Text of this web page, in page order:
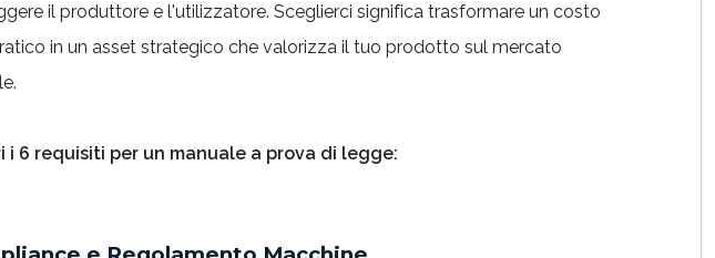
il produttore e l'utilizzatore. Sceglierci significa trasformare un costo
in un asset strategico che valorizza il tuo prodotto sul mercato
i 6 requisiti per un manuale a prova di legge: